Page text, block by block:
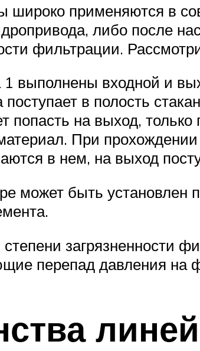
применяются в
либо после
фильтрации.
выполнены входной и
в полость
попасть на выход,
При
в нем, на выход
может быть установлен
загрязненности
перепад давления на